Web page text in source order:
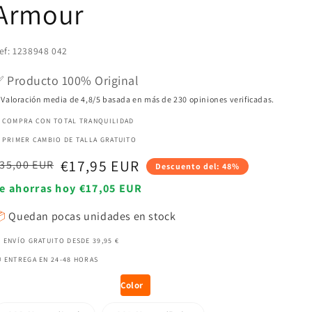
1238948 042
Producto 100% Original
Valoración media de 4,8/5 basada en más de 230 opiniones verificadas.
CON TOTAL TRANQUILIDAD
CAMBIO DE TALLA GRATUITO
EUR €17,95 EUR
ahorras hoy €17,05 EUR
Descuento del: 48%
Quedan pocas unidades en stock
ENVÍO GRATUITO DESDE 39,95 €
ENTREGA EN 24-48 HORAS
Color